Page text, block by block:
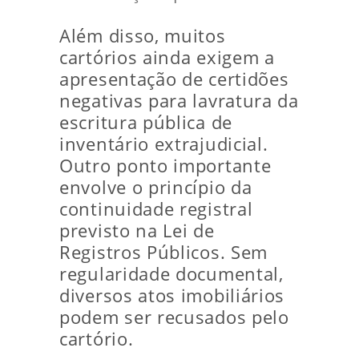
Além disso, muitos
cartórios ainda exigem a
apresentação de certidões
negativas para lavratura da
escritura pública de
inventário extrajudicial.
Outro ponto importante
envolve o princípio da
continuidade registral
previsto na Lei de
Registros Públicos. Sem
regularidade documental,
diversos atos imobiliários
podem ser recusados pelo
cartório.